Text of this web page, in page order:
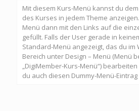
Mit diesem Kurs-Menü kannst du
des Kurses in jedem Theme
Menü dann mit den Links auf die
gefüllt. Falls der User gerade in
Standard-Menü angezeigt, das du im
Bereich unter Design – Menü (Menü
„DigiMember-Kurs-Menü“)
du auch diesen Dummy-Menü-